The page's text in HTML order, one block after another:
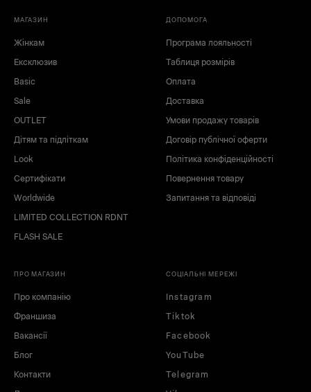
МАГАЗИН
Жінкам
Ексклюзив
Basic
Sale
OUTLET
Дітям та підліткам
Look
Сертифікати
Worldwide
LIMITED COLLECTION RDNT
FLASH SALE
ДОПОМОГА
Програма лояльності
Таблиця розмірів
Оплата
Доставка
Умови продажу товарів
Договір публічної оферти
Політика конфіденційності
Повернення товару
Запитання та відповіді
ПРО МАГАЗИН
Про компанію
Франшиза
Вакансії
Блог
Контакти
СОЦІАЛЬНІ МЕРЕЖІ
Instagram
Tiktok
Facebook
YouTube
Telegram